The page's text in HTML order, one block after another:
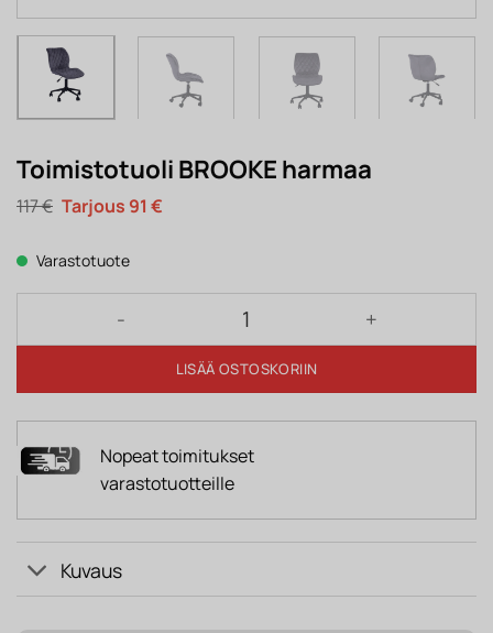
Toimistotuoli BROOKE harmaa
117€ Alkuperäinen
hinta
117 €.
91 €Nykyinen
Varastotuote
Toimistotuoli BROOKE harmaa määrä
LISÄÄ OSTOSKORIIN
Nopeat toimitukset
varastotuotteille
Kuvaus